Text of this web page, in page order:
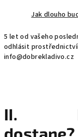
Jak dlouho
5 let od vašeho
odhlásit
info@dobrekladivo.cz
II. Kdo
dostane?